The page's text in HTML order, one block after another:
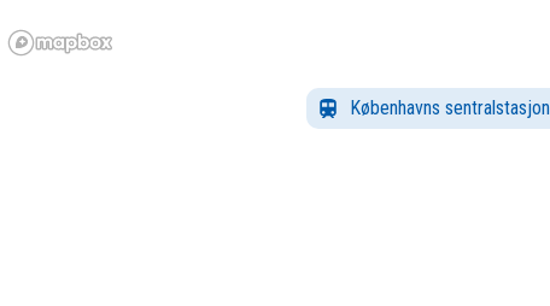
Københavns sentralstasjon